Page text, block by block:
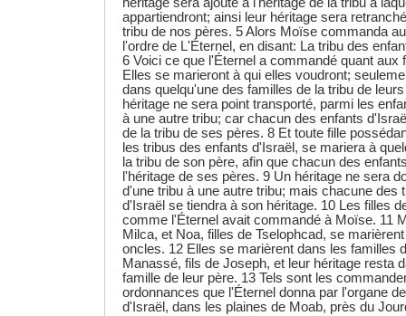
héritage sera ajouté à l'héritage de la tribu à
appartiendront; ainsi leur héritage sera
tribu de nos pères. 5 Alors Moïse commanda
l'ordre de L'Éternel, en disant: La tribu des
6 Voici ce que l'Éternel a commandé quant aux
Elles se marieront à qui elles voudront;
dans quelqu'une des familles de la tribu de
héritage ne sera point transporté, parmi les
à une autre tribu; car chacun des enfants
de la tribu de ses pères. 8 Et toute fille
les tribus des enfants d'Israël, se mariera à
la tribu de son père, afin que chacun des
l'héritage de ses pères. 9 Un héritage ne sera
d'une tribu à une autre tribu; mais chacune des
d'Israël se tiendra à son héritage. 10 Les filles
comme l'Éternel avait commandé à Moïse. 11
Milca, et Noa, filles de Tselophcad, se
oncles. 12 Elles se marièrent dans les familles
Manassé, fils de Joseph, et leur héritage resta
famille de leur père. 13 Tels sont les
ordonnances que l'Éternel donna par l'organe
d'Israël, dans les plaines de Moab, près du